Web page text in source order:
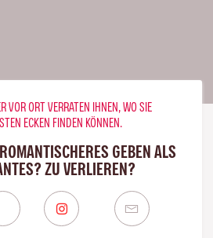
VOR ORT VERRATEN IHNEN, WO SIE
ECKEN FINDEN KÖNNEN.
GEBEN ALS
ZU VERLIEREN?